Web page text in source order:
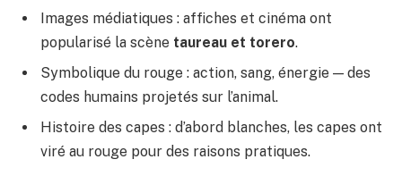
Images médiatiques : affiches et cinéma ont
popularisé la scène taureau et torero.
Symbolique du rouge : action, sang, énergie — des
codes humains projetés sur l’animal.
Histoire des capes : d’abord blanches, les capes ont
viré au rouge pour des raisons pratiques.